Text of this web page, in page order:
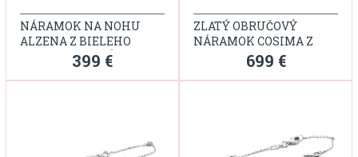
NÁRAMOK NA NOHU
ALZENA Z BIELEHO
ZLATA S RUŽOVÝMI
KAMIENKAMI
399 €
ZLATÝ OBRUČOVÝ
NÁRAMOK COSIMA Z
BIELEHO ZLATA
699 €